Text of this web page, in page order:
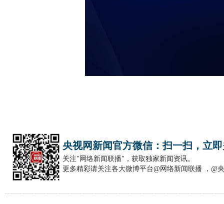
央视网新闻官方微信：扫一扫，立
关注"网络新闻联播"，获取独家新闻资讯。
更多精彩请关注各大微博平台@网络新闻联播 ，@